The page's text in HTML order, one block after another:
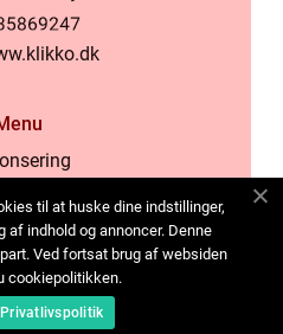
oss
til at huske dine indstillinger,
indhold og annoncer. Denne
Ved fortsat brug af websiden
cookiepolitikken.
Privatlivspolitik